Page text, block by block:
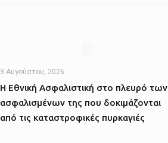
3 Αυγούστου, 2026
Η Εθνική Ασφαλιστική στο πλευρό των
ασφαλισμένων της που δοκιμάζονται
από τις καταστροφικές πυρκαγιές